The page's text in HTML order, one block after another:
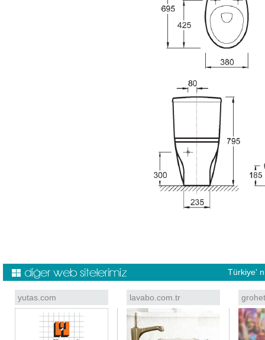
Türkiye'
yutas.com lavabo.com.tr